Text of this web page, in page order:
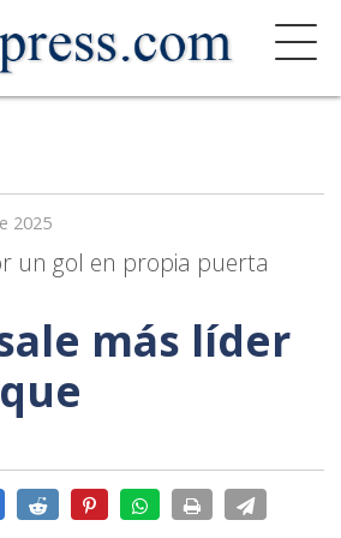
2025
un gol en propia puerta
más líder